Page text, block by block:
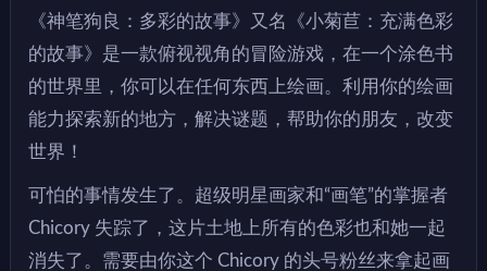
《神笔狗良：多彩的故事》又名《小菊苣：充满色彩
的故事》是一款俯视视角的冒险游戏，在一个涂色书
的世界里，你可以在任何东西上绘画。利用你的绘画
能力探索新的地方，解决谜题，帮助你的朋友，改变
世界！
可怕的事情发生了。超级明星画家和“画笔”的掌握者
Chicory 失踪了，这片土地上所有的色彩也和她一起
消失了。需要由你这个 Chicory 的头号粉丝来拿起画